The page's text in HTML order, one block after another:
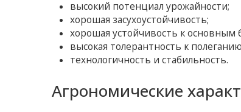
высокий потенциал урожайности;
хорошая засухоустойчивость;
хорошая устойчивость к основным
высокая толерантность к
технологичность и стабильность.
Агрономические